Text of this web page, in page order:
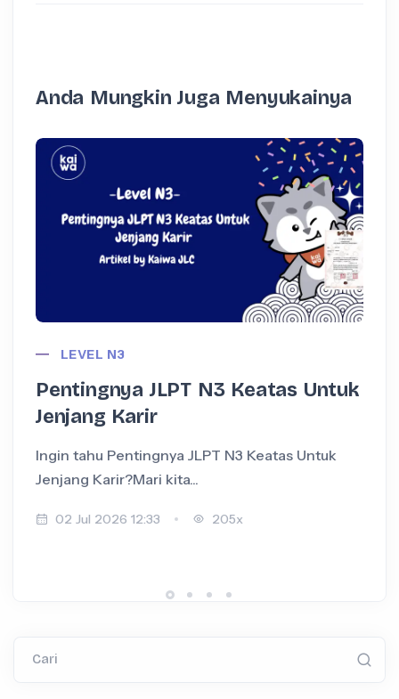
Anda Mungkin Juga Menyukainya
LEVEL N3
Pentingnya JLPT N3 Keatas Untuk
Jenjang Karir
Ingin tahu Pentingnya JLPT N3 Keatas Untuk
Jenjang Karir?Mari kita...
02 Jul 2026 12:33 205x
Cari